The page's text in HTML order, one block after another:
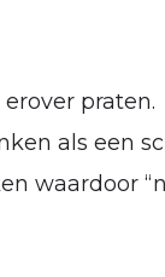
erover praten.
als een
waardoor